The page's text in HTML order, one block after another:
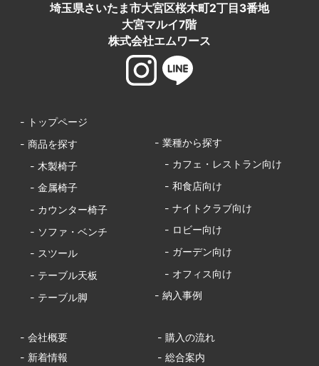
埼玉県さいたま市大宮区桜木町2丁目3番地
大宮マルイ7階
株式会社エムワース
- トップページ
- 商品を探す
- 木製椅子
- 金属椅子
- カウンター椅子
- ソファ・ベンチ
- スツール
- テーブル天板
- テーブル脚
- 業種から探す
- カフェ・レストラン向け
- 和食店向け
- ナイトクラブ向け
- ロビー向け
- ガーデン向け
- オフィス向け
- 納入事例
- 会社概要
- 購入の流れ
- 新着情報
- 総合案内